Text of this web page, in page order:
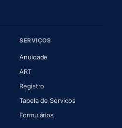
nova aba)
em nova aba)
SERVIÇOS
Anuidade
ART(abre em nova aba)
Registro
Tabela de Serviços
Formulários